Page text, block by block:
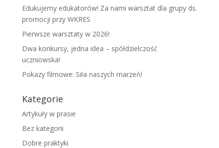
Edukujemy edukatorów! Za nami warsztat dla grupy ds.
promocji przy WKRES
Pierwsze warsztaty w 2026!
Dwa konkursy, jedna idea – spółdzielczość
uczniowska!
Pokazy filmowe: Siła naszych marzeń!
Kategorie
Artykuły w prasie
Bez kategorii
Dobre praktyki